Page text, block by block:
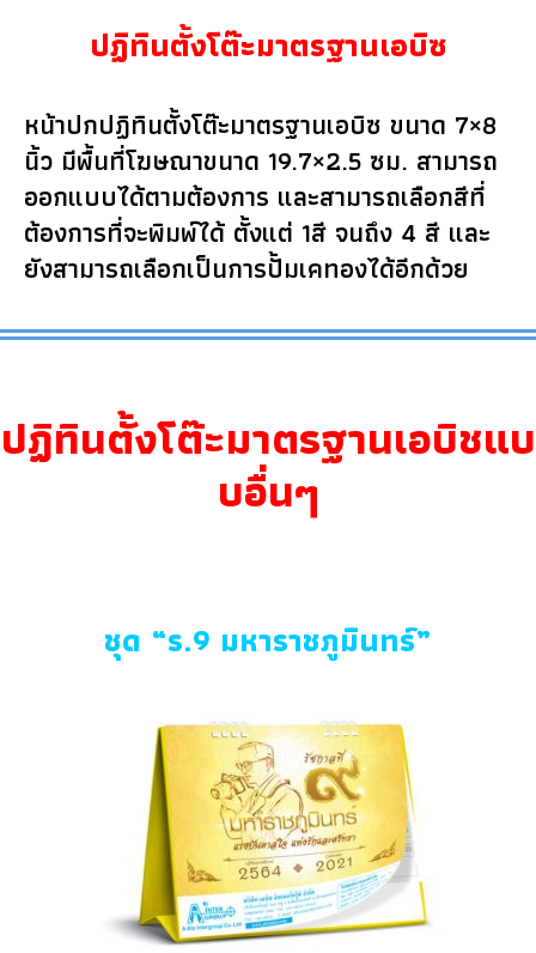
ปฏิทินตั้งโต๊ะมาตรฐานเอบิซ
หน้าปกปฏิทินตั้งโต๊ะมาตรฐานเอบิซ ขนาด 7×8
นิ้ว มีพื้นที่โฆษณาขนาด 19.7×2.5 ซม. สามารถ
ออกแบบได้ตามต้องการ และสามารถเลือกสีที่
ต้องการที่จะพิมพ์ได้ ตั้งแต่ 1สี จนถึง 4 สี และ
ยังสามารถเลือกเป็นการปั้มเคทองได้อีกด้วย
ปฏิทินตั้งโต๊ะมาตรฐานเอบิชแบ
บอื่นๆ
ชุด “ร.9 มหาราชภูมินทร์”